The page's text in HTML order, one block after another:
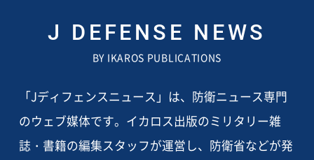
J DEFENSE NEWS
BY IKAROS PUBLICATIONS
「Jディフェンスニュース」は、防衛ニュース専門
のウェブ媒体です。イカロス出版のミリタリー雑
誌・書籍の編集スタッフが運営し、防衛省などが発